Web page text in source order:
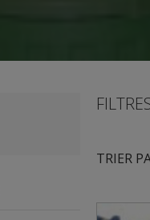
TRIER